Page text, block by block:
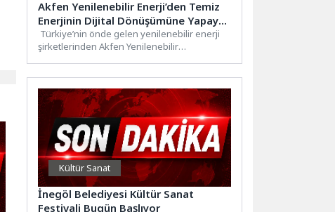
Akfen Yenilenebilir Enerji’den Temiz
Enerjinin Dijital Dönüşümüne Yapay
Zekâ Desteği
Türkiye’nin önde gelen yenilenebilir enerji
şirketlerinden Akfen Yenilenebilir
Kültür Sanat
İnegöl Belediyesi Kültür Sanat
Festivali Bugün Başlıyor